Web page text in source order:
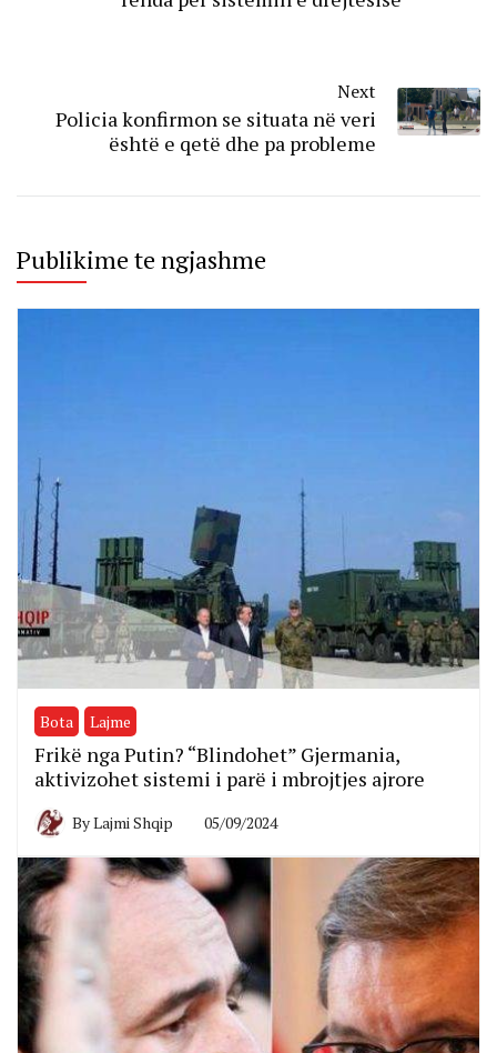
Next
Policia konfirmon se situata në veri
është e qetë dhe pa probleme
Publikime te ngjashme
Bota Lajme
Frikë nga Putin? “Blindohet” Gjermania,
aktivizohet sistemi i parë i mbrojtjes ajrore
ByLajmi Shqip 05/09/2024